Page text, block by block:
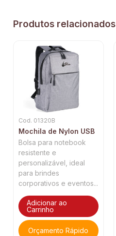
Produtos relacionados
Cod. 01320B
Mochila de Nylon USB
Bolsa para notebook
resistente e
personalizável, ideal
para brindes
corporativos e eventos...
Adicionar ao
Carrinho
Orçamento Rápido